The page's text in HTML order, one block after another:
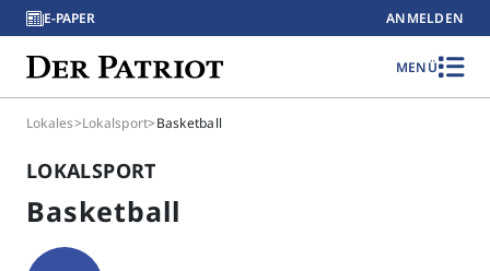
E-PAPER ANMELDEN
MENÜ
Lokales>Lokalsport>Basketball
LOKALSPORT
Basketball